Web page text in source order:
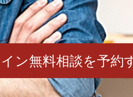
ン無料相談を予約